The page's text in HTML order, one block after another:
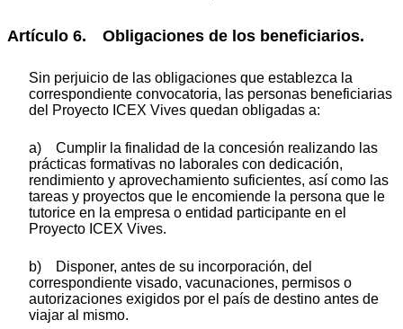
Artículo 6. Obligaciones de los beneficiarios.
Sin perjuicio de las obligaciones que establezca la
correspondiente convocatoria, las personas beneficiarias
del Proyecto ICEX Vives quedan obligadas a:
a) Cumplir la finalidad de la concesión realizando las
prácticas formativas no laborales con dedicación,
rendimiento y aprovechamiento suficientes, así como las
tareas y proyectos que le encomiende la persona que le
tutorice en la empresa o entidad participante en el
Proyecto ICEX Vives.
b) Disponer, antes de su incorporación, del
correspondiente visado, vacunaciones, permisos o
autorizaciones exigidos por el país de destino antes de
viajar al mismo.